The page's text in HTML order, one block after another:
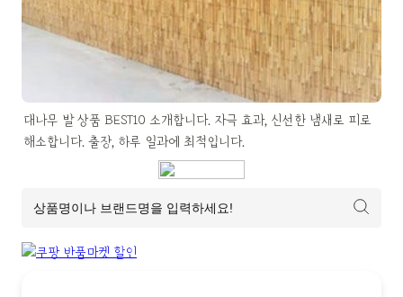
대나무 발 상품 BEST10 소개합니다. 자극 효과, 신선한 냄새로 피로
해소합니다. 출장, 하루 일과에 최적입니다.